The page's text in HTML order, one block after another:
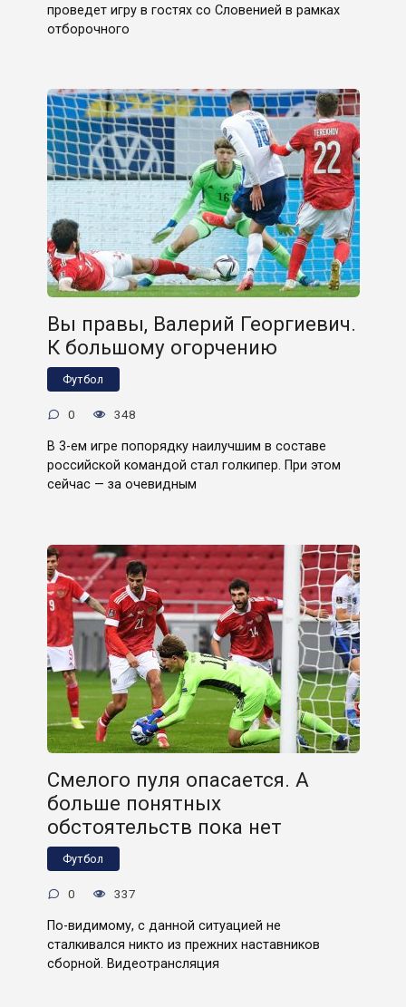
проведет игру в гостях со Словенией в рамках
отборочного
Вы правы, Валерий Георгиевич.
К большому огорчению
Футбол
0 348
В 3-ем игре попорядку наилучшим в составе
российской командой стал голкипер. При этом
сейчас — за очевидным
Смелого пуля опасается. А
больше понятных
обстоятельств пока нет
Футбол
0 337
По-видимому, с данной ситуацией не
сталкивался никто из прежних наставников
сборной. Видеотрансляция